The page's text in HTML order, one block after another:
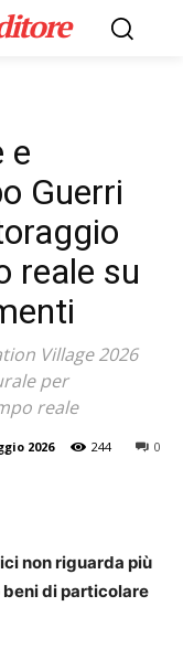
e
Guerri
reale su
Village 2026
per
reale
2026 0
244
non riguarda più
di particolare